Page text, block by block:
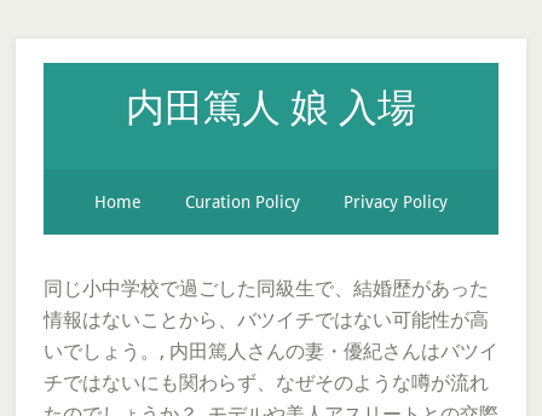
内田篤人 娘 入場
Home Curation Policy Privacy Policy
同じ小中学校で過ごした同級生で、結婚歴があった
情報はないことから、バツイチではない可能性が高
いでしょう。, 内田篤人さんの妻・優紀さんはバツイ
チではないにも関わらず、なぜそのような噂が流れ